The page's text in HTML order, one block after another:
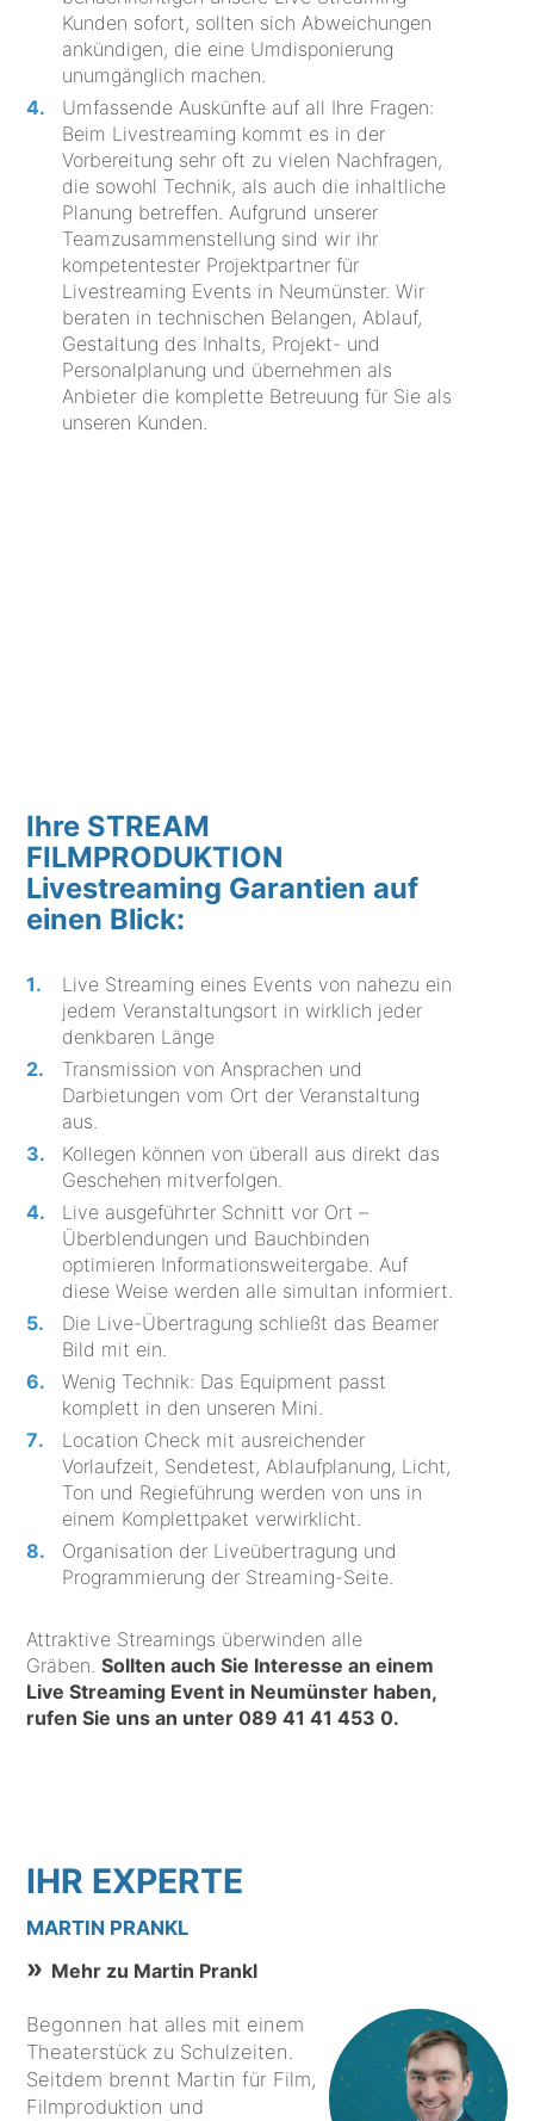
Kunden sofort, sollten sich Abweichungen
ankündigen, die eine Umdisponierung
unumgänglich machen.
Umfassende Auskünfte auf all Ihre Fragen:
Beim Livestreaming kommt es in der
Vorbereitung sehr oft zu vielen Nachfragen,
die sowohl Technik, als auch die inhaltliche
Planung betreffen. Aufgrund unserer
Teamzusammenstellung sind wir ihr
kompetentester Projektpartner für
Livestreaming Events in Neumünster. Wir
beraten in technischen Belangen, Ablauf,
Gestaltung des Inhalts, Projekt- und
Personalplanung und übernehmen als
Anbieter die komplette Betreuung für Sie als
unseren Kunden.
Ihre STREAM
FILMPRODUKTION
Livestreaming Garantien auf
einen Blick:
Live Streaming eines Events von nahezu ein
jedem Veranstaltungsort in wirklich jeder
denkbaren Länge
Transmission von Ansprachen und
Darbietungen vom Ort der Veranstaltung
aus.
Kollegen können von überall aus direkt das
Geschehen mitverfolgen.
Live ausgeführter Schnitt vor Ort –
Überblendungen und Bauchbinden
optimieren Informationsweitergabe. Auf
diese Weise werden alle simultan informiert.
Die Live-Übertragung schließt das Beamer
Bild mit ein.
Wenig Technik: Das Equipment passt
komplett in den unseren Mini.
Location Check mit ausreichender
Vorlaufzeit, Sendetest, Ablaufplanung, Licht,
Ton und Regieführung werden von uns in
einem Komplettpaket verwirklicht.
Organisation der Liveübertragung und
Programmierung der Streaming-Seite.
Attraktive Streamings überwinden alle
Gräben.Sollten auch Sie Interesse an einem
Live Streaming Event in Neumünster haben,
rufen Sie uns an unter089 41 41 453 0.
IHR EXPERTE
MARTIN PRANKL
Mehr zu Martin Prankl
Begonnen hat alles mit einem
Theaterstück zu Schulzeiten.
Seitdem brennt Martin für Film,
Filmproduktion und